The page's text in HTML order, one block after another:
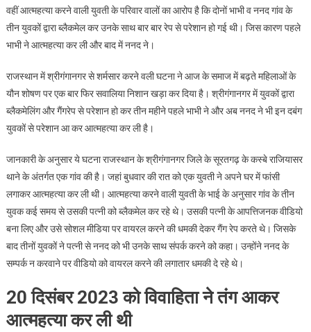
ने
फिर
आत्महत्या
की
वहीं आत्महत्या करने वाली युवती के परिवार वालों का आरोप है कि दोनों भाभी व ननद गांव के
तीन युवकों द्वारा ब्लैकमेल कर उनके साथ बार बार रेप से परेशान हो गई थी। जिस कारण पहले
भाभी ने आत्महत्या कर ली और बाद में ननद ने।
राजस्थान में श्रीगंगानगर से शर्मसार करने वली घटना ने आज के समाज में बढ़ते महिलाओं के
यौन शोषण पर एक बार फिर सवालिया निशान खड़ा कर दिया है। श्रीगंगानगर में युवकों द्वारा
ब्लैकमेलिंग और गैंगरेप से परेशान हो कर तीन महीने पहले भाभी ने और अब ननद ने भी इन दबंग
युवकों से परेशान आ कर आत्महत्या कर ली है।
जानकारी के अनुसार ये घटना राजस्थान के श्रीगंगानगर जिले के सूरतगढ़ के कस्बे राजियासर
थाने के अंतर्गत एक गांव की है। जहां बुधवार की रात को एक युवती ने अपने घर में फांसी
लगाकर आत्महत्या कर ली थी। आत्महत्या करने वाली युवती के भाई के अनुसार गांव के तीन
युवक कई समय से उसकी पत्नी को ब्लैकमेल कर रहे थे। उसकी पत्नी के आपत्तिजनक वीडियो
बना लिए और उसे सोशल मीडिया पर वायरल करने की धमकी देकर गैंग रेप करते थे। जिसके
बाद तीनों युवकों ने पत्नी से ननद को भी उनके साथ संपर्क करने को कहा। उन्होंने ननद के
सम्पर्क न करवाने पर वीडियो को वायरल करने की लगातार धमकी दे रहे थे।
20 दिसंबर 2023 को विवाहिता ने तंग आकर
आत्महत्या कर ली थी